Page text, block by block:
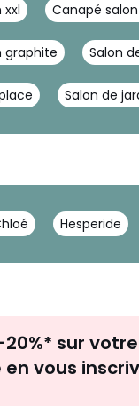
xxl Canapé
graphite Salon
Salon de
Hesperide
sur
vous